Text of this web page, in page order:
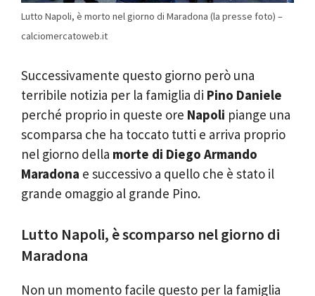
Lutto Napoli, è morto nel giorno di Maradona (la presse foto) –
calciomercatoweb.it
Successivamente questo giorno però una
terribile notizia per la famiglia di Pino Daniele
perché proprio in queste ore Napoli piange una
scomparsa che ha toccato tutti e arriva proprio
nel giorno della morte di Diego Armando
Maradona e successivo a quello che è stato il
grande omaggio al grande Pino.
Lutto Napoli, è scomparso nel giorno di
Maradona
Non un momento facile questo per la famiglia